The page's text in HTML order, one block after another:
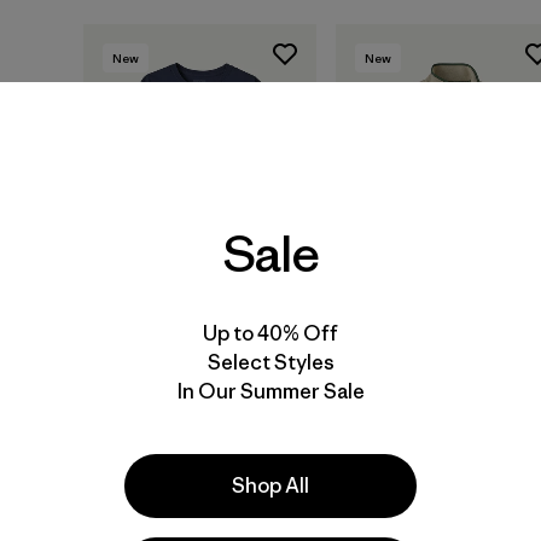
New
+1
M's Fitz Roy Massif
New
M's Retro Pile Jacket
Sale
Up to 40% Off
Select Styles
In Our Summer Sale
Shop All